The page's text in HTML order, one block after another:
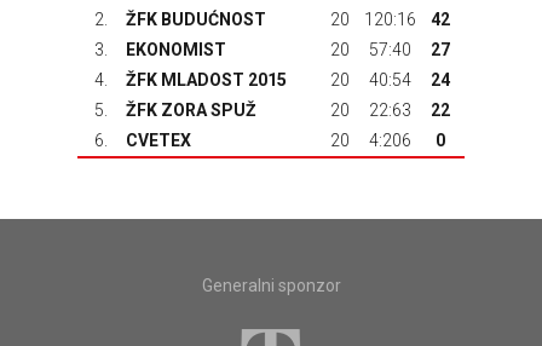
2.
ŽFK BUDUĆNOST 20 120:16
42
3.
EKONOMIST 20 57:40
27
4.
ŽFK MLADOST 2015 20 40:54
24
5.
ŽFK ZORA SPUŽ 20 22:63
22
6.
CVETEX 20 4:206 0
Generalni sponzor